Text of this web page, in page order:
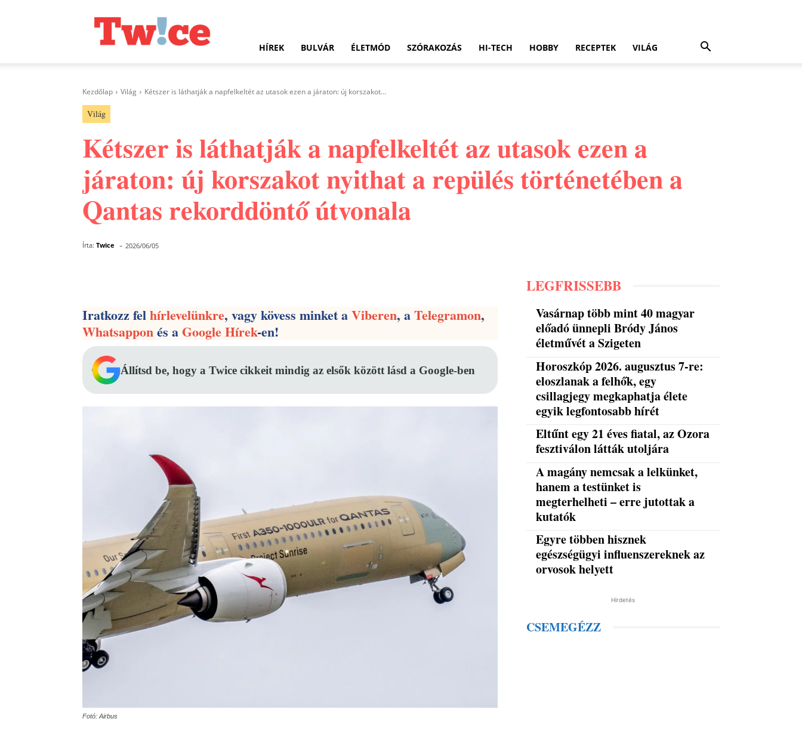
HÍREK BULVÁR ÉLETMÓD SZÓRAKOZÁS HI-TECH HOBBY RECEPTEK VILÁG
Kezdőlap Világ Kétszer is láthatják a napfelkeltét az utasok ezen a járaton: új korszakot...
Világ
Kétszer is láthatják a napfelkeltét az utasok ezen a
járaton: új korszakot nyithat a repülés történetében a
Qantas rekorddöntő útvonala
Írta: Twice - 2026/06/05
Iratkozz felhírlevelünkre, vagy kövess minket aViberen, aTelegramon,
Whatsapponés aGoogle Hírek-en!
Állítsd be, hogy a Twice cikkeit mindig az elsők között lásd a Google-ben
Fotó: Airbus
LEGFRISSEBB
Vasárnap több mint 40 magyar
előadó ünnepli Bródy János
életművét a Szigeten
Horoszkóp 2026. augusztus 7-re:
eloszlanak a felhők, egy
csillagjegy megkaphatja élete
egyik legfontosabb hírét
Eltűnt egy 21 éves fiatal, az Ozora
fesztiválon látták utoljára
A magány nemcsak a lelkünket,
hanem a testünket is
megterhelheti – erre jutottak a
kutatók
Egyre többen hisznek
egészségügyi influenszereknek az
orvosok helyett
Hirdetés
CSEMEGÉZZ